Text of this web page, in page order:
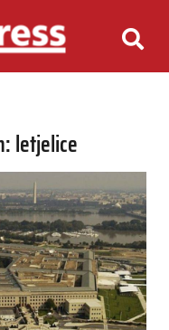
letjelice